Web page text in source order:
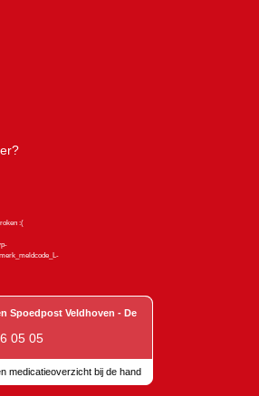
Spoedpost Veldhoven - De
05 05
medicatieoverzicht bij de hand